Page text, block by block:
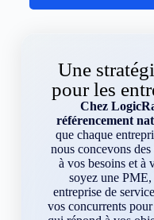
Une
pour les
Chez
référencement
que chaque
nous concevons des
à vos besoins et à
soyez une
entreprise de
vos concurrents